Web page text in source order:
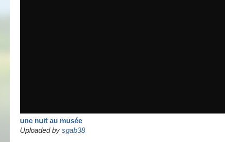
une nuit au musée
Uploaded by sgab38